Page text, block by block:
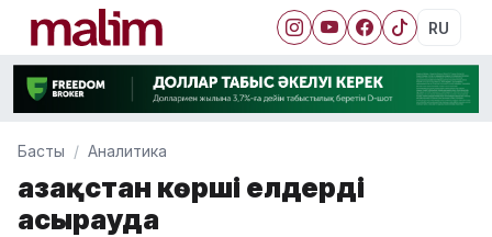
RU
Басты Аналитика
Қазақстан көрші елдерді
асырауда